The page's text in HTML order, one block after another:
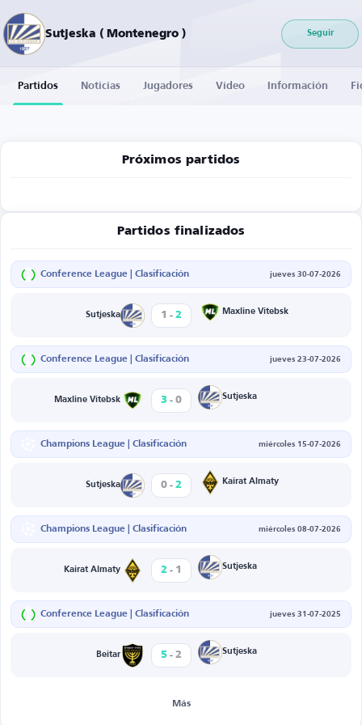
Sutjeska ( Montenegro ) Seguir
Partidos Noticias Jugadores Vídeo Información
Próximos partidos
Partidos finalizados
Conference League | Clasificación jueves 30-07-2026
Sutjeska 1 - 2 Maxline Vitebsk
Conference League | Clasificación jueves 23-07-2026
Maxline Vitebsk 3 - 0 Sutjeska
Champions League | Clasificación miércoles 15-07-2026
Sutjeska 0 - 2 Kairat Almaty
Champions League | Clasificación miércoles 08-07-2026
Kairat Almaty 2 - 1 Sutjeska
Conference League | Clasificación jueves 31-07-2025
Beitar 5 - 2 Sutjeska
Más